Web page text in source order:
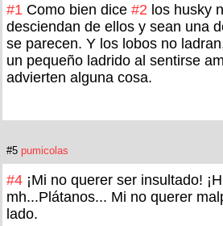
#1 Como bien dice #2 los husky
desciendan de ellos y sean una
se parecen. Y los lobos no
un pequeño ladrido al sentirse
advierten alguna cosa.
#5 pumicolas
#4 ¡Mi no querer ser insultado!
mh...Plátanos... Mi no querer
lado.